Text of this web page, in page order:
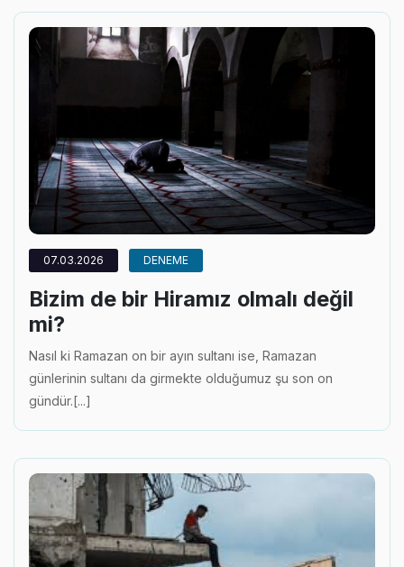
07.03.2026 DENEME
​​​​​​​Bizim de bir Hiramız olmalı değil
mi?
Nasıl ki Ramazan on bir ayın sultanı ise, Ramazan
günlerinin sultanı da girmekte olduğumuz şu son on
gündür.[...]